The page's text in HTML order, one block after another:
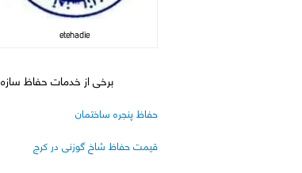
etehadie
برخی از خدمات حفاظ سازه
حفاظ پنجره ساختمان
قیمت حفاظ شاخ گوزنی در کرج